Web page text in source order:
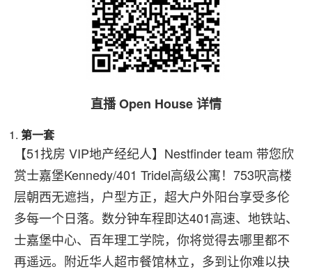
直播 Open House 详情
第一套
【51找房 VIP地产经纪人】Nestfinder team 带您欣
赏士嘉堡Kennedy/401 Tridel高级公寓！753呎高楼
层朝西无遮挡，户型方正，超大户外阳台享受多伦
多每一个日落。数分钟车程即达401高速、地铁站、
士嘉堡中心、百年理工学院，你将觉得去哪里都不
再遥远。附近华人超市餐馆林立，多到让你难以抉